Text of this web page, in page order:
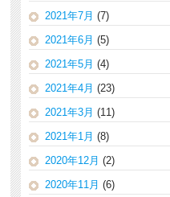
2021年7月 (7)
2021年6月 (5)
2021年5月 (4)
2021年4月 (23)
2021年3月 (11)
2021年1月 (8)
2020年12月 (2)
2020年11月 (6)